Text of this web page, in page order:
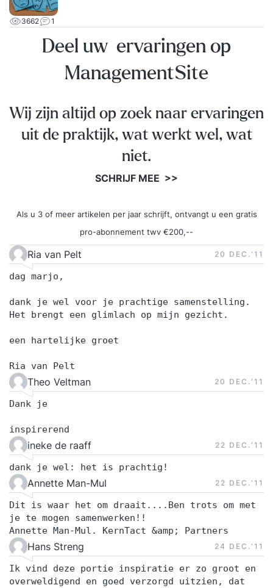
3662 1
Deel uw ervaringen op
ManagementSite
Wij zijn altijd op zoek naar ervaringen
uit de praktijk, wat werkt wel, wat
niet.
SCHRIJF MEE >>
Als u 3 of meer artikelen per jaar schrijft, ontvangt u een gratis
pro-abonnement twv €200,--
Ria van Pelt 20 DEC.‘11
dag marjo,
dank je wel voor je prachtige samenstelling.
Het brengt een glimlach op mijn gezicht.
een hartelijke groet
Ria van Pelt
Theo Veltman 20 DEC.‘11
Dank je
inspirerend
ineke de raaff 22 DEC.‘11
dank je wel: het is prachtig!
Annette Man-Mul 22 DEC.‘11
Dit is waar het om draait....Ben trots om met
je te mogen samenwerken!!
Annette Man-Mul. KernTact &amp; Partners
Hans Streng 24 DEC.‘11
Ik vind deze portie inspiratie er zo groot en
overweldigend en goed verzorgd uitzien, dat